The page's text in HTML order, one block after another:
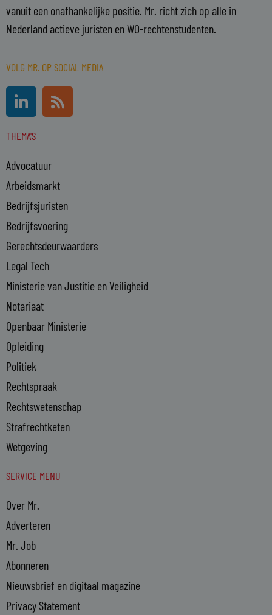
vanuit een onafhankelijke positie. Mr. richt zich op alle in
Nederland actieve juristen en WO-rechtenstudenten.
VOLG MR. OP SOCIAL MEDIA
L
i
k
d
i
n
-
i
n
R
s
THEMA'S
Advocatuur
Arbeidsmarkt
Bedrijfsjuristen
Bedrijfsvoering
Gerechtsdeurwaarders
Legal Tech
Ministerie van Justitie en Veiligheid
Notariaat
Openbaar Ministerie
Opleiding
Politiek
Rechtspraak
Rechtswetenschap
Strafrechtketen
Wetgeving
SERVICE MENU
Over Mr.
Adverteren
Mr. Job
Abonneren
Nieuwsbrief en digitaal magazine
Privacy Statement